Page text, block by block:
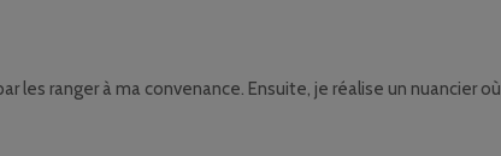
les ranger à ma convenance. Ensuite, je réalise un nuancier où